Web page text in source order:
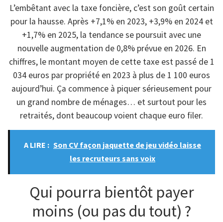
L’embêtant avec la taxe foncière, c’est son goût certain
pour la hausse. Après +7,1% en 2023, +3,9% en 2024 et
+1,7% en 2025, la tendance se poursuit avec une
nouvelle augmentation de 0,8% prévue en 2026. En
chiffres, le montant moyen de cette taxe est passé de 1
034 euros par propriété en 2023 à plus de 1 100 euros
aujourd’hui. Ça commence à piquer sérieusement pour
un grand nombre de ménages… et surtout pour les
retraités, dont beaucoup voient chaque euro filer.
A LIRE : Son CV façon jaquette de jeu vidéo laisse
les recruteurs sans voix
Qui pourra bientôt payer
moins (ou pas du tout) ?